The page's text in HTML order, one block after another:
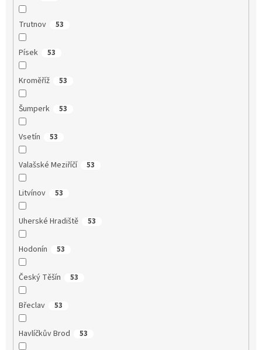
Trutnov 53
Písek 53
Kroměříž 53
Šumperk 53
Vsetín 53
Valašské Meziříčí 53
Litvínov 53
Uherské Hradiště 53
Hodonín 53
Český Těšín 53
Břeclav 53
Havlíčkův Brod 53